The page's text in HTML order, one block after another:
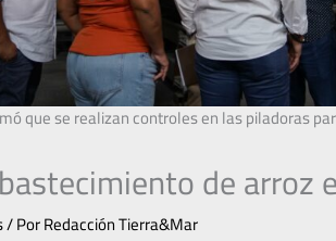
que se realizan controles en las piladoras
de arroz
/ PorRedacción Tierra&Mar